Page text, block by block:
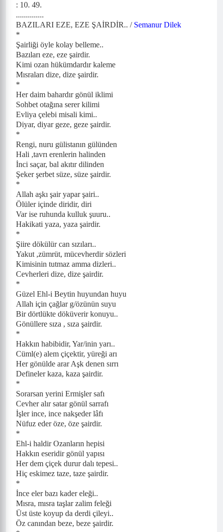
: 10. 49.
..............
BAZILARI EZE, EZE ŞAİRDİR.. / Semanur Dilek
*
Şairliği öyle kolay belleme..
Bazıları eze, eze şairdir.
Kimi ozan hükümdardır kaleme
Mısraları dize, dize şairdir.
*
Her daim bahardır gönül iklimi
Sohbet otağına serer kilimi
Evliya çelebi misali kimi..
Diyar, diyar geze, geze şairdir.
*
Rengi, nuru gülistanın gülünden
Hali ,tavrı erenlerin halinden
İnci saçar, bal akıtır dilinden
Şeker şerbet süze, süze şairdir.
*
Allah aşkı şair yapar şairi..
Ölüler içinde diridir, diri
Var ise ruhunda kulluk şuuru..
Hakikati yaza, yaza şairdir.
*
Şiire dökülür can sızıları..
Yakut ,zümrüt, mücevherdir sözleri
Kimisinin tutmaz amma dizleri..
Cevherleri dize, dize şairdir.
*
Güzel Ehl-i Beytin huyundan huyu
Allah için çağlar g/özünün suyu
Bir dörtlükte döküverir konuyu..
Gönüllere sıza , sıza şairdir.
*
Hakkın habibidir, Yar/inin yarı..
Cüml(e) alem çiçektir, yüreği arı
Her gönülde arar Aşk denen sırrı
Defineler kaza, kaza şairdir.
*
Sorarsan yerini Ermişler safı
Cevher alır satar gönül sarrafı
İşler ince, ince nakşeder lâfı
Nüfuz eder öze, öze şairdir.
*
Ehl-i haldir Ozanların hepisi
Hakkın eseridir gönül yapısı
Her dem çiçek durur dalı tepesi..
Hiç eskimez taze, taze şairdir.
*
İnce eler bazı kader eleği..
Mısra, mısra taşlar zalim feleği
Üst üste koyup da derdi çileyi..
Öz canından beze, beze şairdir.